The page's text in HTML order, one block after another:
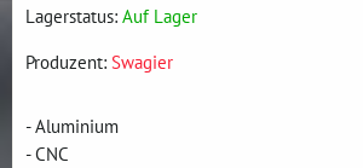
Lagerstatus: Auf Lager
Produzent: Swagier
- Aluminium
- CNC